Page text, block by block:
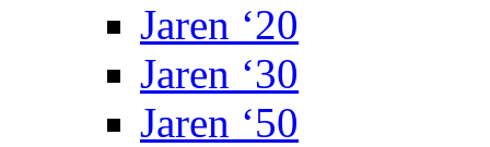
Jaren ‘20
Jaren ‘30
Jaren ‘50